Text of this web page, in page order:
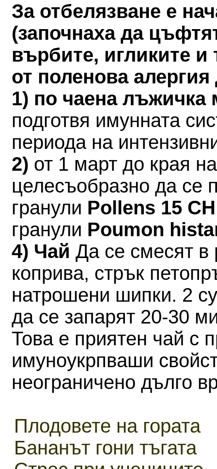
За отбелязване е
(започнаха да
върбите, игликите
от поленова
1) по чаена
подготвя имунната
периода на
2) от 1 март до края
целесъобразно да се
гранули Pollens 15
гранули Poumon
4) Чай Да се смесят в
коприва, стрък
натрошени шипки. 2
да се запарят 20-30
Това е приятен чай с
имуноукрпваши
неограничено дълго
Плодовете на гората
Бананът гони тъгата